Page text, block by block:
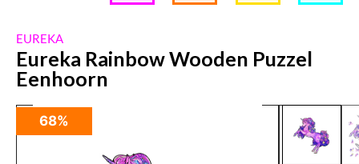
EUREKA
Eureka Rainbow Wooden Puzzel
Eenhoorn
68%